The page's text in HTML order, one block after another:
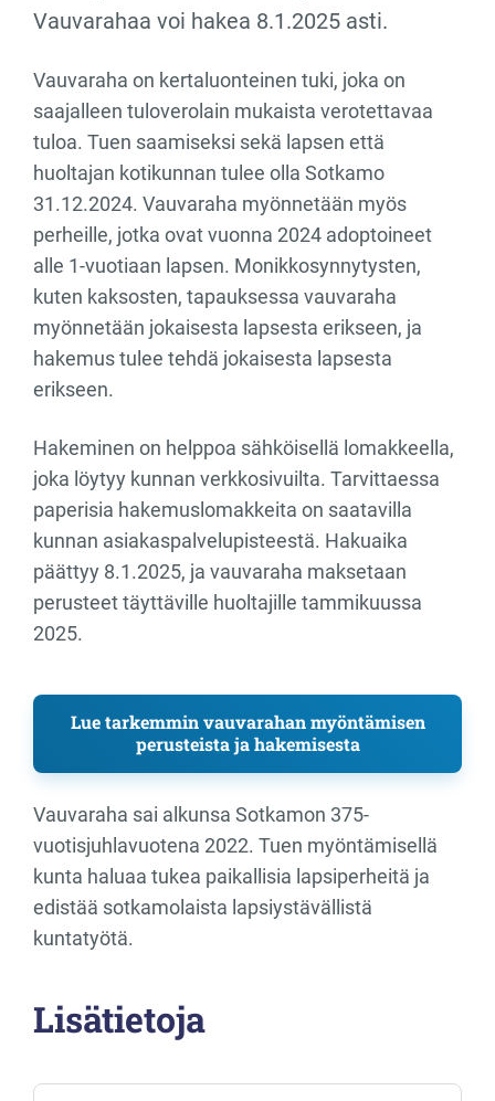
Vauvarahaa voi hakea 8.1.2025 asti.
Vauvaraha on kertaluonteinen tuki, joka on
saajalleen tuloverolain mukaista verotettavaa
tuloa. Tuen saamiseksi sekä lapsen että
huoltajan kotikunnan tulee olla Sotkamo
31.12.2024. Vauvaraha myönnetään myös
perheille, jotka ovat vuonna 2024 adoptoineet
alle 1-vuotiaan lapsen. Monikkosynnytysten,
kuten kaksosten, tapauksessa vauvaraha
myönnetään jokaisesta lapsesta erikseen, ja
hakemus tulee tehdä jokaisesta lapsesta
erikseen.
Hakeminen on helppoa sähköisellä lomakkeella,
joka löytyy kunnan verkkosivuilta. Tarvittaessa
paperisia hakemuslomakkeita on saatavilla
kunnan asiakaspalvelupisteestä. Hakuaika
päättyy 8.1.2025, ja vauvaraha maksetaan
perusteet täyttäville huoltajille tammikuussa
2025.
Lue tarkemmin vauvarahan myöntämisen
perusteista ja hakemisesta
Vauvaraha sai alkunsa Sotkamon 375-
vuotisjuhlavuotena 2022. Tuen myöntämisellä
kunta haluaa tukea paikallisia lapsiperheitä ja
edistää sotkamolaista lapsiystävällistä
kuntatyötä.
Lisätietoja